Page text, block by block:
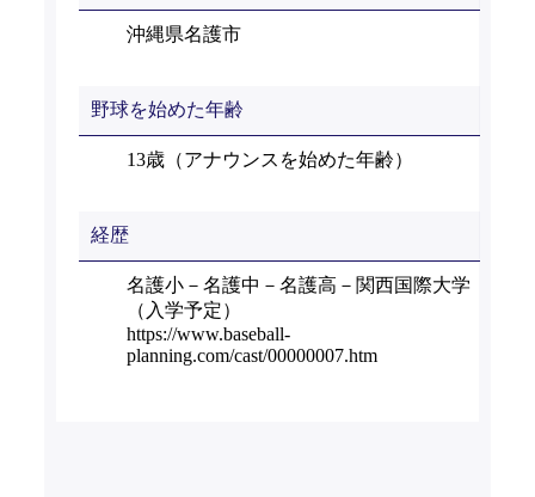
沖縄県名護市
野球を始めた年齢
13歳（アナウンスを始めた年齢）
経歴
名護小－名護中－名護高－関西国際大学
（入学予定）
https://www.baseball-
planning.com/cast/00000007.htm